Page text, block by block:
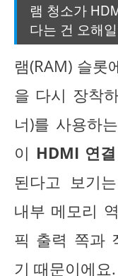
램 청소가
다는 건 오해
램(RAM) 슬롯
을 다시 장착
너)를 사용하
이 HDMI 연
된다고 보기
내부 메모리
픽 출력 쪽과
기 때문이에요.